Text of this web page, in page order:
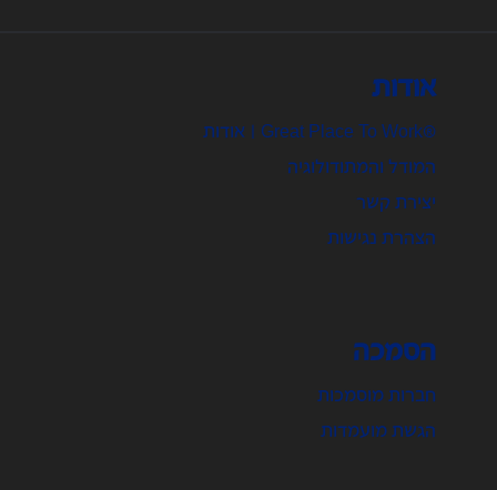
אודות
®Great Place To Work | אודות
המודל והמתודולוגיה
יצירת קשר
הצהרת נגישות
הסמכה
חברות מוסמכות
הגשת מועמדות